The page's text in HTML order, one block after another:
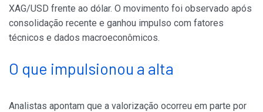
XAG/USD frente ao dólar. O movimento foi observado após
consolidação recente e ganhou impulso com fatores
técnicos e dados macroeconômicos.
O que impulsionou a alta
Analistas apontam que a valorização ocorreu em parte por